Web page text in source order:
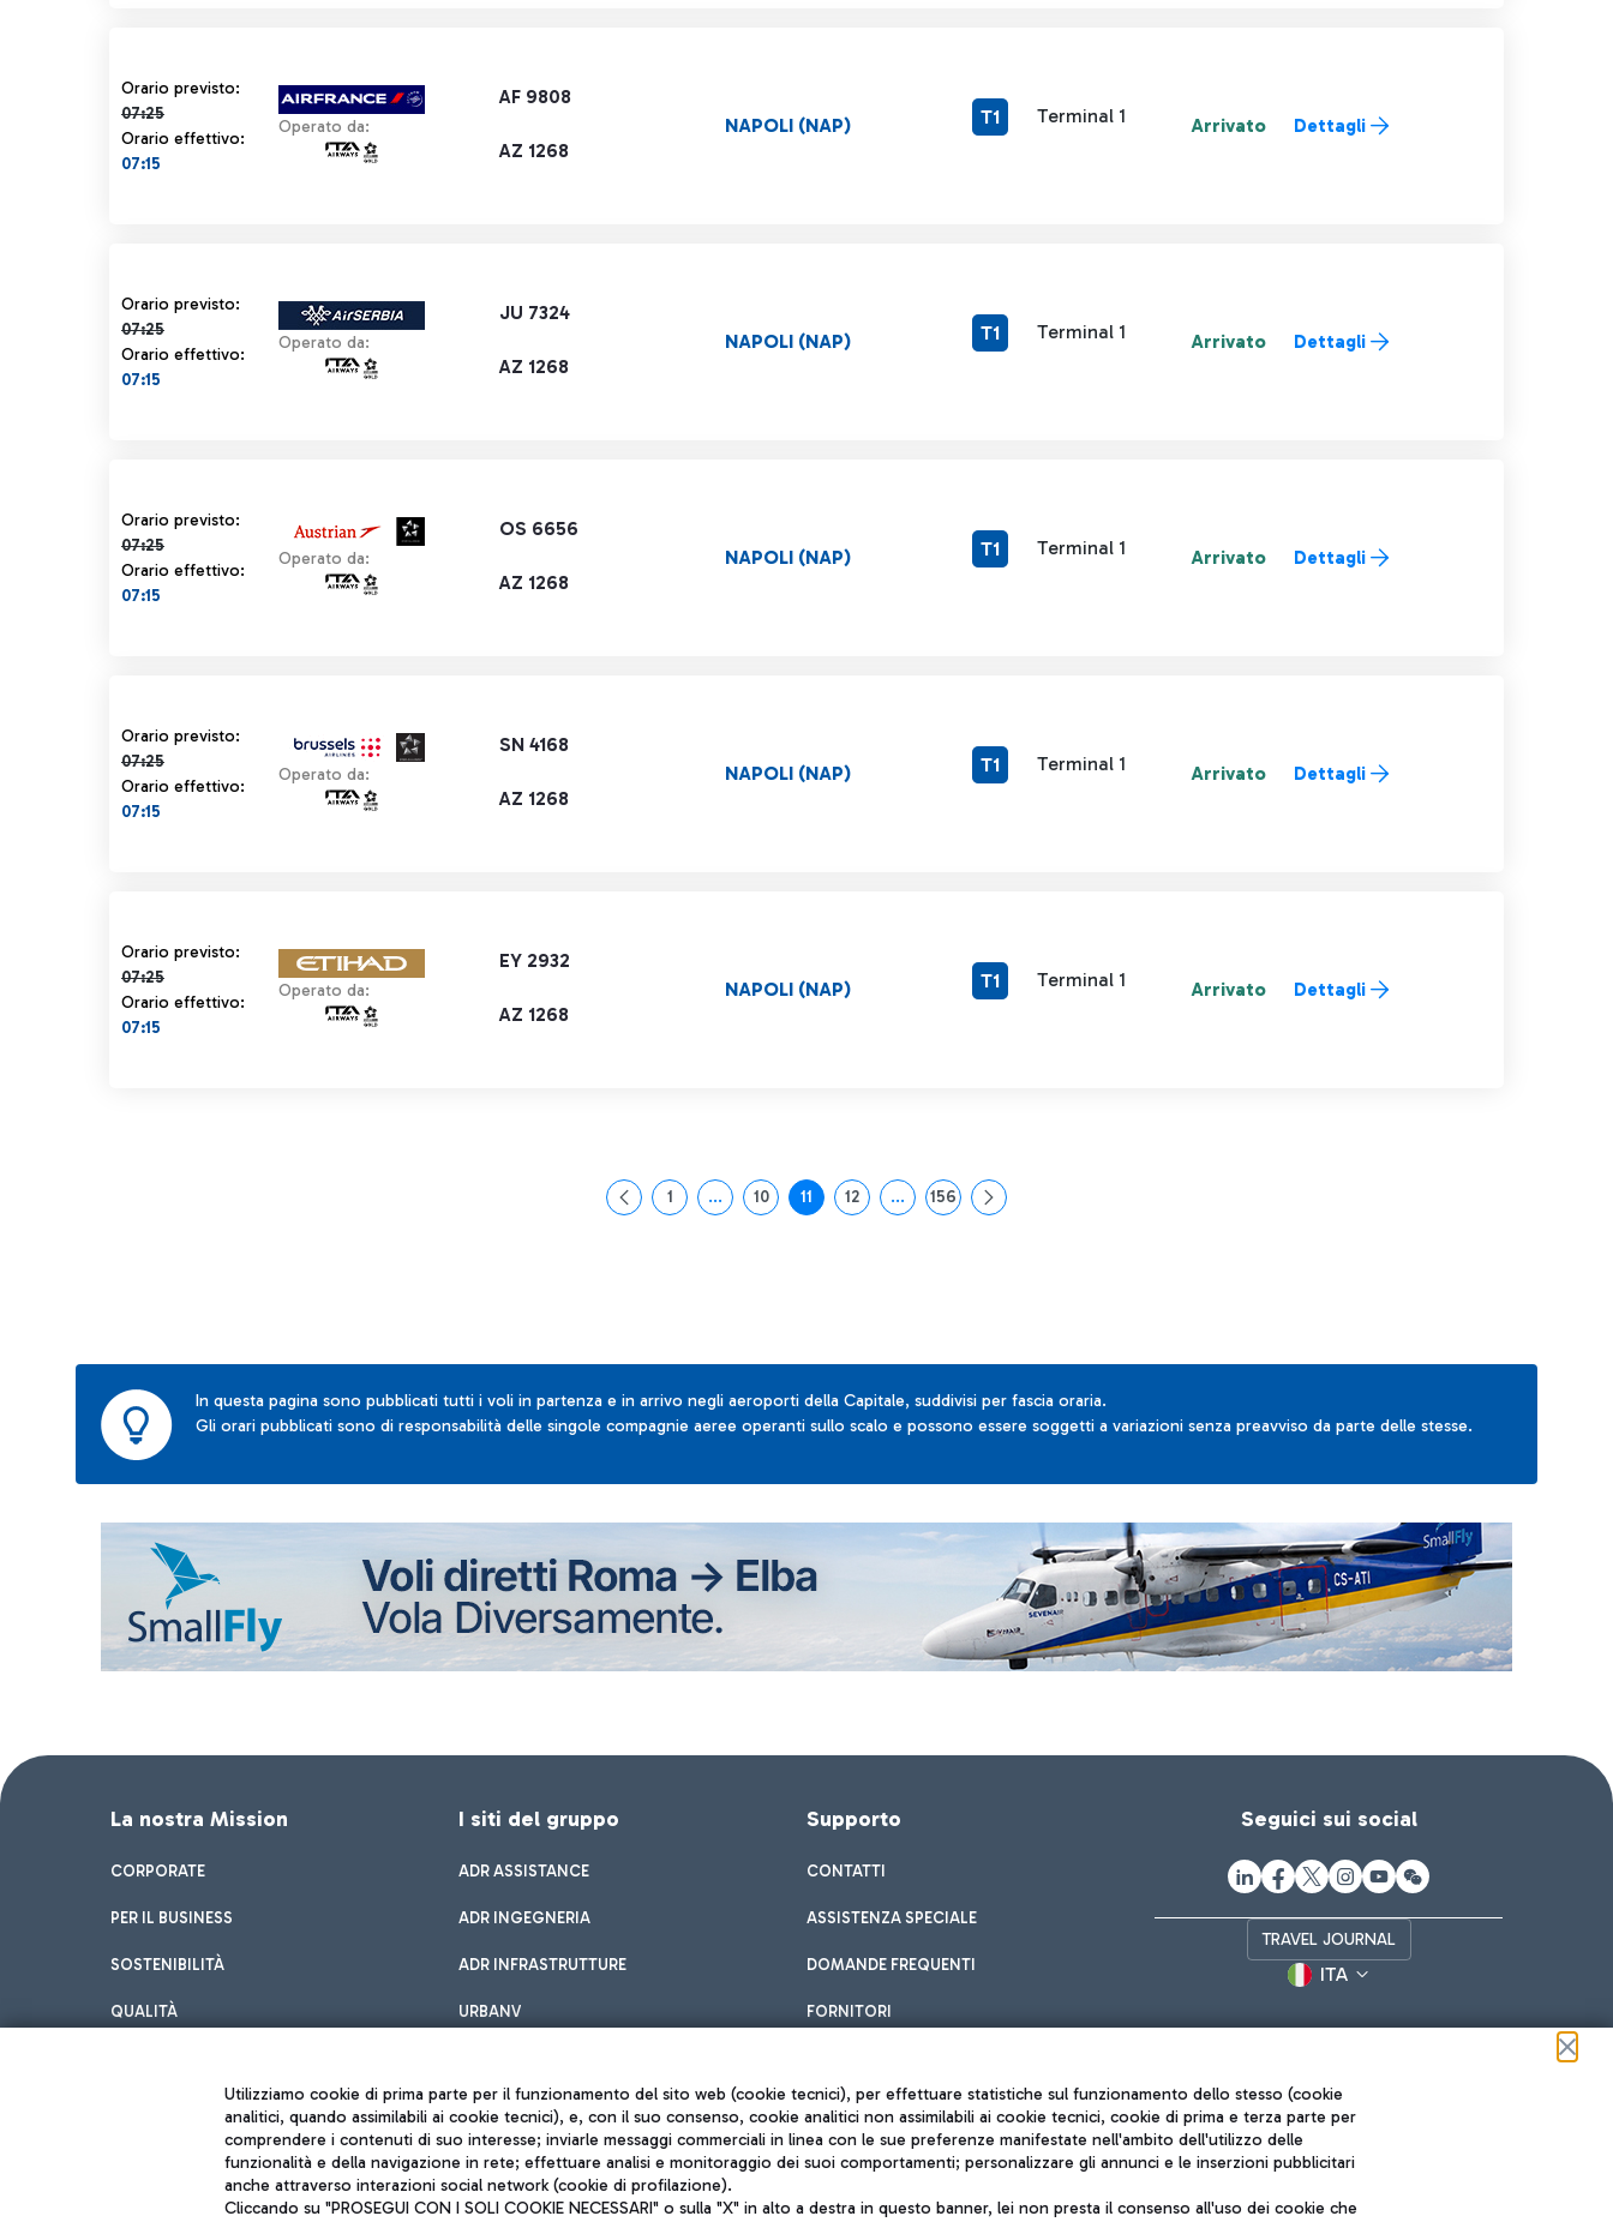
Orario previsto:
07:25
Orario previsto 07:25 barrato
Orario effettivo:
07:15
AF 9808
Operato da:
AZ 1268
NAPOLI (NAP) T1 Terminal 1 Arrivato Dettagli
Orario previsto:
07:25
Orario previsto 07:25 barrato
Orario effettivo:
07:15
JU 7324
Operato da:
AZ 1268
NAPOLI (NAP) T1 Terminal 1 Arrivato Dettagli
Orario previsto:
07:25
Orario previsto 07:25 barrato
Orario effettivo:
07:15
OS 6656
Operato da:
AZ 1268
NAPOLI (NAP) T1 Terminal 1 Arrivato Dettagli
Orario previsto:
07:25
Orario previsto 07:25 barrato
Orario effettivo:
07:15
SN 4168
Operato da:
AZ 1268
NAPOLI (NAP) T1 Terminal 1 Arrivato Dettagli
Orario previsto:
07:25
Orario previsto 07:25 barrato
Orario effettivo:
07:15
EY 2932
Operato da:
AZ 1268
NAPOLI (NAP) T1 Terminal 1 Arrivato Dettagli
Pagina
1 ...Pagine intermedie Use TAB to navigate.
Pagina
10 Pagina
11 Pagina
12 ...Pagine intermedie Use TAB to navigate.
Pagina
156
In questa pagina sono pubblicati tutti i voli in partenza e in arrivo negli aeroporti della Capitale, suddivisi per fascia oraria.
Gli orari pubblicati sono di responsabilità delle singole compagnie aeree operanti sullo scalo e possono essere soggetti a variazioni senza preavviso da parte delle stesse.
La nostra Mission
CORPORATE
PER IL BUSINESS
SOSTENIBILITÀ
QUALITÀ
I siti del gruppo
ADR ASSISTANCE
ADR INGEGNERIA
ADR INFRASTRUTTURE
URBANV
Supporto
CONTATTI
ASSISTENZA SPECIALE
DOMANDE FREQUENTI
FORNITORI
Seguici sui social
TRAVEL JOURNAL
ITA
Note legali
Roma FCO
Utilizziamo cookie di prima parte per il funzionamento del sito web (cookie tecnici), per effettuare statistiche sul funzionamento dello stesso (cookie
analitici, quando assimilabili ai cookie tecnici), e, con il suo consenso, cookie analitici non assimilabili ai cookie tecnici, cookie di prima e terza parte per
comprendere i contenuti di suo interesse; inviarle messaggi commerciali in linea con le sue preferenze manifestate nell'ambito dell'utilizzo delle
funzionalità e della navigazione in rete; effettuare analisi e monitoraggio dei suoi comportamenti; personalizzare gli annunci e le inserzioni pubblicitari
anche attraverso interazioni social network (cookie di profilazione).
Cliccando su "PROSEGUI CON I SOLI COOKIE NECESSARI" o sulla "X" in alto a destra in questo banner, lei non presta il consenso all'uso dei cookie che